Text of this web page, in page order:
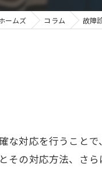
ームズ コラム 故障
な対応を行うこと
その対応方法、さ